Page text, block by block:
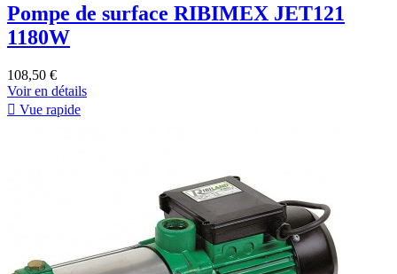
Pompe de surface RIBIMEX JET121
1180W
108,50 €
Voir en détails
 Vue rapide